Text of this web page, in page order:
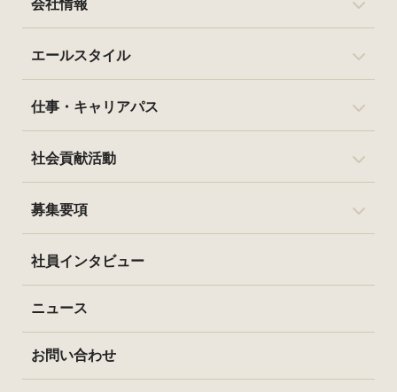
会社情報
エールスタイル
仕事・キャリアパス
社会貢献活動
募集要項
社員インタビュー
ニュース
お問い合わせ